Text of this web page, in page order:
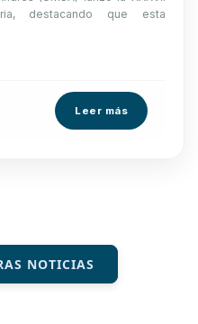
destacando que esta
Leer más
NOTICIAS